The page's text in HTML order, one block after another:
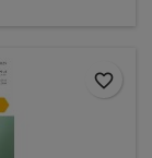
favorite_border